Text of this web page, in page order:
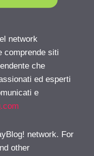
network
comprende siti
che
ed esperti
e
network. For
other